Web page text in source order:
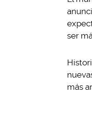
ser
más